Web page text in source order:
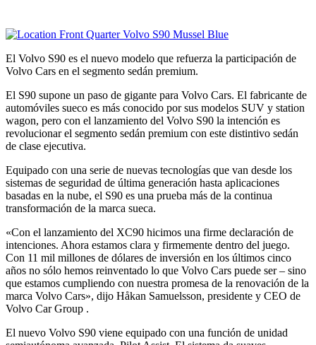
El Volvo S90 es el nuevo modelo que refuerza la participación de
Volvo Cars en el segmento sedán premium.
El S90 supone un paso de gigante para Volvo Cars. El fabricante de
automóviles sueco es más conocido por sus modelos SUV y station
wagon, pero con el lanzamiento del Volvo S90 la intención es
revolucionar el segmento sedán premium con este distintivo sedán
de clase ejecutiva.
Equipado con una serie de nuevas tecnologías que van desde los
sistemas de seguridad de última generación hasta aplicaciones
basadas en la nube, el S90 es una prueba más de la continua
transformación de la marca sueca.
«Con el lanzamiento del XC90 hicimos una firme declaración de
intenciones. Ahora estamos clara y firmemente dentro del juego.
Con 11 mil millones de dólares de inversión en los últimos cinco
años no sólo hemos reinventado lo que Volvo Cars puede ser – sino
que estamos cumpliendo con nuestra promesa de la renovación de la
marca Volvo Cars», dijo Håkan Samuelsson, presidente y CEO de
Volvo Car Group .
El nuevo Volvo S90 viene equipado con una función de unidad